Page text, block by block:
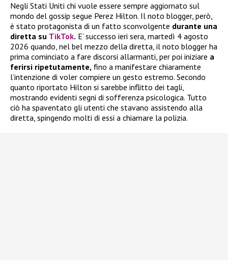
Negli Stati Uniti chi vuole essere sempre aggiornato sul
mondo del gossip segue Perez Hilton. Il noto blogger, però,
è stato protagonista di un fatto sconvolgente durante una
diretta su TikTok. E’ successo ieri sera, martedì 4 agosto
2026 quando, nel bel mezzo della diretta, il noto blogger ha
prima cominciato a fare discorsi allarmanti, per poi iniziare a
ferirsi ripetutamente, fino a manifestare chiaramente
l’intenzione di voler compiere un gesto estremo. Secondo
quanto riportato Hilton si sarebbe inflitto dei tagli,
mostrando evidenti segni di sofferenza psicologica. Tutto
ciò ha spaventato gli utenti che stavano assistendo alla
diretta, spingendo molti di essi a chiamare la polizia.